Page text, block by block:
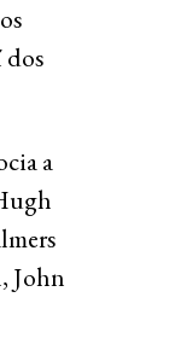
dos
a
John